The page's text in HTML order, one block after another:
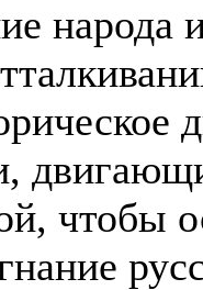
народа
чтобы